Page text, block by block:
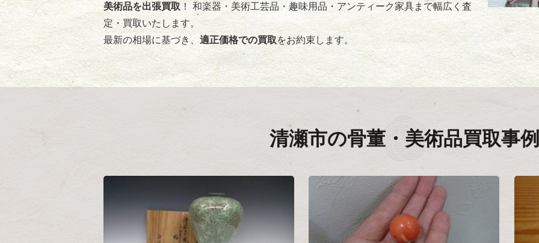
美術品を出張買取 ！ 和楽器・美術工芸品・趣味用品・アンティーク家具まで幅広く査
定・買取いたします。
最新の相場に基づき、 適正価格での買取をお約束します。
清瀬市の骨董・美術品買取事例